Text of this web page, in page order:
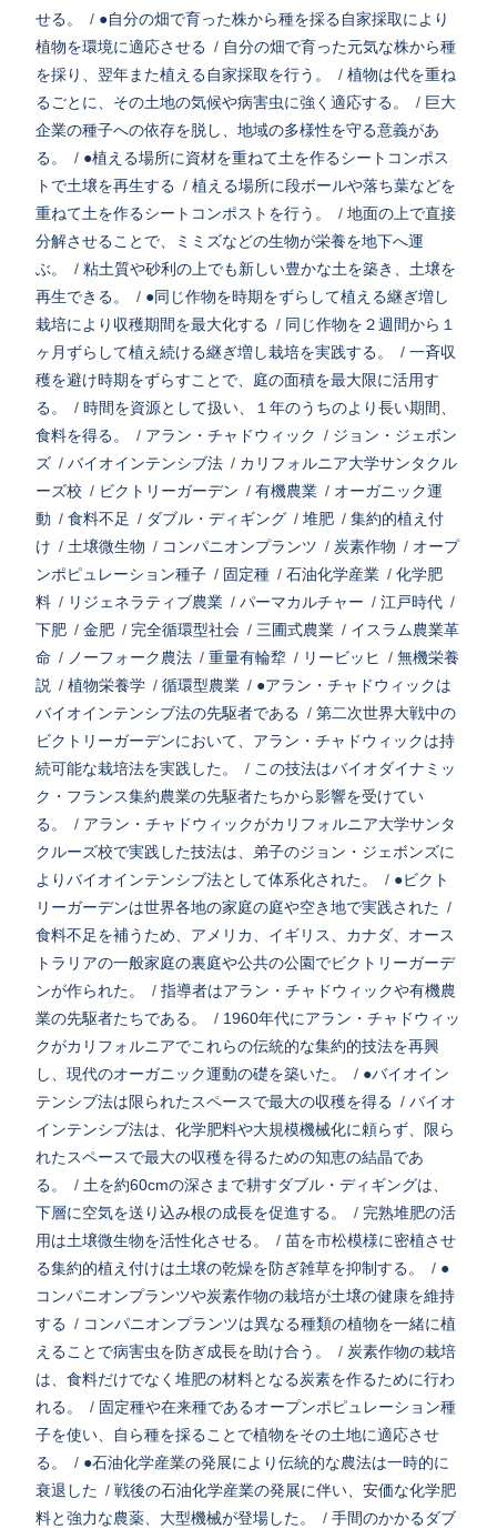
せる。
/ ●自分の畑で育った株から種を採る自家採取により
植物を環境に適応させる / 自分の畑で育った元気な株から種
を採り、翌年また植える自家採取を行う。
/ 植物は代を重ね
るごとに、その土地の気候や病害虫に強く適応する。
/ 巨大
企業の種子への依存を脱し、地域の多様性を守る意義があ
る。
/ ●植える場所に資材を重ねて土を作るシートコンポス
トで土壌を再生する / 植える場所に段ボールや落ち葉などを
重ねて土を作るシートコンポストを行う。
/ 地面の上で直接
分解させることで、ミミズなどの生物が栄養を地下へ運
ぶ。
/ 粘土質や砂利の上でも新しい豊かな土を築き、土壌を
再生できる。
/ ●同じ作物を時期をずらして植える継ぎ増し
栽培により収穫期間を最大化する / 同じ作物を２週間から１
ヶ月ずらして植え続ける継ぎ増し栽培を実践する。
/ 一斉収
穫を避け時期をずらすことで、庭の面積を最大限に活用す
る。
/ 時間を資源として扱い、１年のうちのより長い期間、
食料を得る。
/ アラン・チャドウィック / ジョン・ジェボン
ズ / バイオインテンシブ法 / カリフォルニア大学サンタクル
ーズ校 / ビクトリーガーデン / 有機農業 / オーガニック運
動 / 食料不足 / ダブル・ディギング / 堆肥 / 集約的植え付
け / 土壌微生物 / コンパニオンプランツ / 炭素作物 / オープ
ンポピュレーション種子 / 固定種 / 石油化学産業 / 化学肥
料 / リジェネラティブ農業 / パーマカルチャー / 江戸時代 /
下肥 / 金肥 / 完全循環型社会 / 三圃式農業 / イスラム農業革
命 / ノーフォーク農法 / 重量有輪犂 / リービッヒ / 無機栄養
説 / 植物栄養学 / 循環型農業 / ●アラン・チャドウィックは
バイオインテンシブ法の先駆者である / 第二次世界大戦中の
ビクトリーガーデンにおいて、アラン・チャドウィックは持
続可能な栽培法を実践した。
/ この技法はバイオダイナミッ
ク・フランス集約農業の先駆者たちから影響を受けてい
る。
/ アラン・チャドウィックがカリフォルニア大学サンタ
クルーズ校で実践した技法は、弟子のジョン・ジェボンズに
よりバイオインテンシブ法として体系化された。
/ ●ビクト
リーガーデンは世界各地の家庭の庭や空き地で実践された /
食料不足を補うため、アメリカ、イギリス、カナダ、オース
トラリアの一般家庭の裏庭や公共の公園でビクトリーガーデ
ンが作られた。
/ 指導者はアラン・チャドウィックや有機農
業の先駆者たちである。
/ 1960年代にアラン・チャドウィッ
クがカリフォルニアでこれらの伝統的な集約的技法を再興
し、現代のオーガニック運動の礎を築いた。
/ ●バイオイン
テンシブ法は限られたスペースで最大の収穫を得る / バイオ
インテンシブ法は、化学肥料や大規模機械化に頼らず、限ら
れたスペースで最大の収穫を得るための知恵の結晶であ
る。
/ 土を約60cmの深さまで耕すダブル・ディギングは、
下層に空気を送り込み根の成長を促進する。
/ 完熟堆肥の活
用は土壌微生物を活性化させる。
/ 苗を市松模様に密植させ
る集約的植え付けは土壌の乾燥を防ぎ雑草を抑制する。
/ ●
コンパニオンプランツや炭素作物の栽培が土壌の健康を維持
する / コンパニオンプランツは異なる種類の植物を一緒に植
えることで病害虫を防ぎ成長を助け合う。
/ 炭素作物の栽培
は、食料だけでなく堆肥の材料となる炭素を作るために行わ
れる。
/ 固定種や在来種であるオープンポピュレーション種
子を使い、自ら種を採ることで植物をその土地に適応させ
る。
/ ●石油化学産業の発展により伝統的な農法は一時的に
衰退した / 戦後の石油化学産業の発展に伴い、安価な化学肥
料と強力な農薬、大型機械が登場した。
/ 手間のかかるダブ